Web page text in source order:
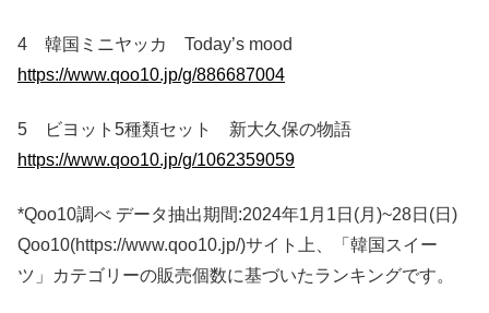
4 韓国ミニヤッカ Today’s mood
https://www.qoo10.jp/g/886687004
5 ビヨット5種類セット 新大久保の物語
https://www.qoo10.jp/g/1062359059
*Qoo10調べ データ抽出期間:2024年1月1日(月)~28日(日)
Qoo10(https://www.qoo10.jp/)サイト上、「韓国スイー
ツ」カテゴリーの販売個数に基づいたランキングです。